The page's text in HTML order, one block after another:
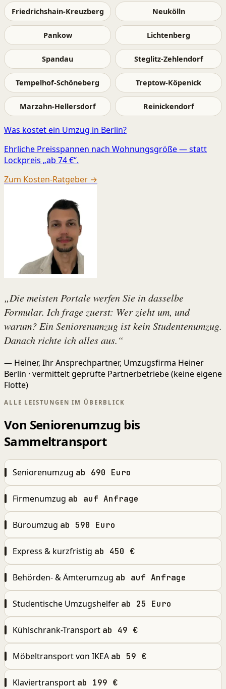
Friedrichshain-Kreuzberg Neukölln
Pankow Lichtenberg
Spandau Steglitz-Zehlendorf
Tempelhof-Schöneberg Treptow-Köpenick
Marzahn-Hellersdorf Reinickendorf
Was kostet ein Umzug in Berlin?
Ehrliche Preisspannen nach Wohnungsgröße — statt
Lockpreis „ab 74 €“.
Zum Kosten-Ratgeber →
„Die meisten Portale werfen Sie in dasselbe
Formular. Ich frage zuerst: Wer zieht um, und
warum? Ein Seniorenumzug ist kein Studentenumzug.
Danach richte ich alles aus.“
— Heiner, Ihr Ansprechpartner, Umzugsfirma Heiner
Berlin · vermittelt geprüfte Partnerbetriebe (keine eigene
Flotte)
ALLE LEISTUNGEN IM ÜBERBLICK
Von Seniorenumzug bis
Sammeltransport
Seniorenumzug ab 690 Euro
Firmenumzug ab auf Anfrage
Büroumzug ab 590 Euro
Express & kurzfristig ab 450 €
Behörden- & Ämterumzug ab auf Anfrage
Studentische Umzugshelfer ab 25 Euro
Kühlschrank-Transport ab 49 €
Möbeltransport von IKEA ab 59 €
Klaviertransport ab 199 €